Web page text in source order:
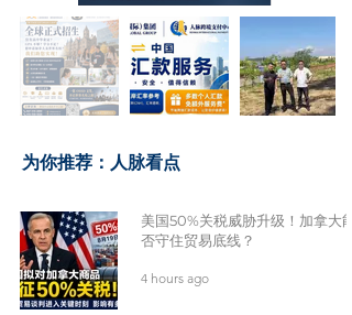
​为你推荐：人脉看点
美国50%关税威胁升级！加拿大能
否守住贸易底线？
4 hours ago